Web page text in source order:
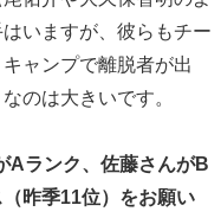
いますが、彼らもチー
ャンプで離脱者が出
のは大きいです。
Aランク、佐藤さんがB
昨季11位）をお願い